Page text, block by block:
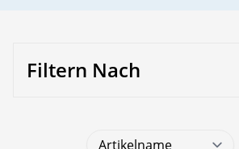
Filtern Nach